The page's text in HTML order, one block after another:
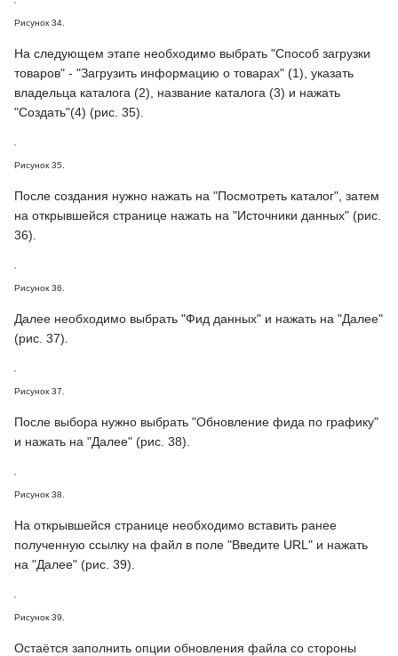
Рисунок 34.
На следующем этапе необходимо выбрать "Способ загрузки
товаров" - "Загрузить информацию о товарах" (1), указать
владельца каталога (2), название каталога (3) и нажать
"Создать"(4) (рис. 35).
Рисунок 35.
После создания нужно нажать на "Посмотреть каталог", затем
на открывшейся странице нажать на "Источники данных" (рис.
36).
Рисунок 36.
Далее необходимо выбрать "Фид данных" и нажать на "Далее"
(рис. 37).
Рисунок 37.
После выбора нужно выбрать "Обновление фида по графику"
и нажать на "Далее" (рис. 38).
Рисунок 38.
На открывшейся странице необходимо вставить ранее
полученную ссылку на файл в поле "Введите URL" и нажать
на "Далее" (рис. 39).
Рисунок 39.
Остаётся заполнить опции обновления файла со стороны